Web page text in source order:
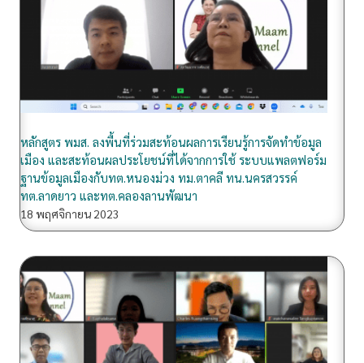
ค
ลี
ท
.
ค
ร
ส
ร
ร
ค์
ท
ต
.
หลักสูตร พมส. ลงพื้นที่ร่วมสะท้อนผลการเรียนรู้การจัดทำข้อมูล
เมือง และสะท้อนผลประโยชน์ที่ได้จากการใช้ ระบบแพลตฟอร์ม
ฐานข้อมูลเมืองกับทต.หนองม่วง ทม.ตาคลี ทน.นครสวรรค์
ทต.ลาดยาว และทต.คลองลานพัฒนา
18 พฤศจิกายน 2023